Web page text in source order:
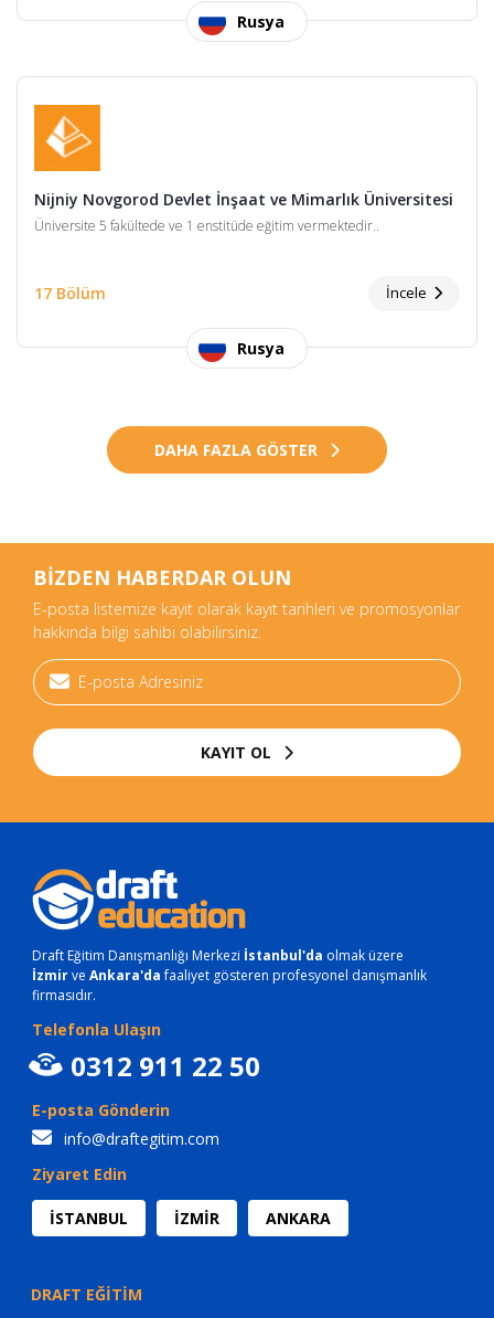
Rusya
Nijniy Novgorod Devlet İnşaat ve Mimarlık Üniversitesi
Üniversite 5 fakültede ve 1 enstitüde eğitim vermektedir..
17 Bölüm İncele
Rusya
DAHA FAZLA GÖSTER
BİZDEN HABERDAR OLUN
E-posta listemize kayıt olarak kayıt tarihleri ve promosyonlar
hakkında bilgi sahibi olabilirsiniz.
KAYIT OL
Draft Eğitim Danışmanlığı Merkezi İstanbul'da olmak üzere
İzmirve Ankara'dafaaliyet gösteren profesyonel danışmanlık
firmasıdır.
Telefonla Ulaşın
0312 911 22 50
E-posta Gönderin
info@draftegitim.com
Ziyaret Edin
İSTANBUL İZMİR ANKARA
DRAFT EĞİTİM